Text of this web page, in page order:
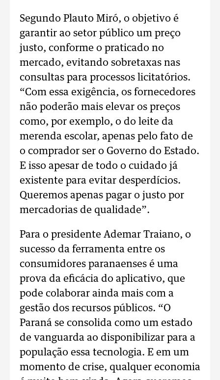
Segundo Plauto Miró, o objetivo é
garantir ao setor público um preço
justo, conforme o praticado no
mercado, evitando sobretaxas nas
consultas para processos licitatórios.
“Com essa exigência, os fornecedores
não poderão mais elevar os preços
como, por exemplo, o do leite da
merenda escolar, apenas pelo fato de
o comprador ser o Governo do Estado.
E isso apesar de todo o cuidado já
existente para evitar desperdícios.
Queremos apenas pagar o justo por
mercadorias de qualidade”.
Para o presidente Ademar Traiano, o
sucesso da ferramenta entre os
consumidores paranaenses é uma
prova da eficácia do aplicativo, que
pode colaborar ainda mais com a
gestão dos recursos públicos. “O
Paraná se consolida como um estado
de vanguarda ao disponibilizar para a
população essa tecnologia. E em um
momento de crise, qualquer economia